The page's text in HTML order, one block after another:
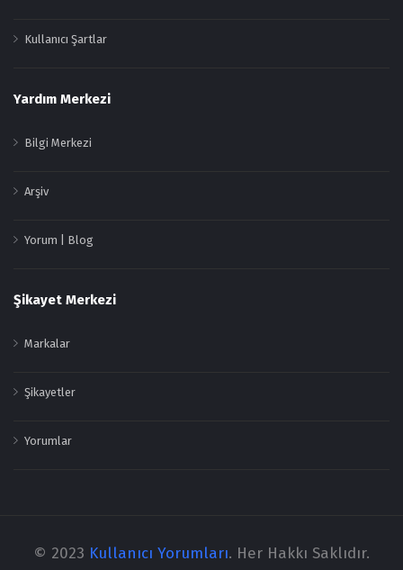
Kullanıcı Şartlar
Yardım Merkezi
Bilgi Merkezi
Arşiv
Yorum | Blog
Şikayet Merkezi
Markalar
Şikayetler
Yorumlar
© 2023 Kullanıcı Yorumları. Her Hakkı Saklıdır.